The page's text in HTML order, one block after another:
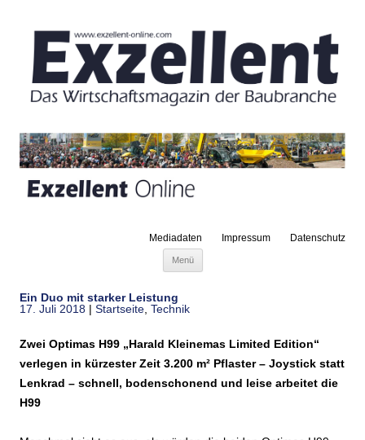
Mediadaten Impressum Datenschutz
Menü
Ein Duo mit starker Leistung
17. Juli 2018 | Startseite Technik
Zwei Optimas H99 „Harald Kleinemas Limited Edition“
verlegen in kürzester Zeit 3.200 m² Pflaster – Joystick statt
Lenkrad – schnell, bodenschonend und leise arbeitet die
H99